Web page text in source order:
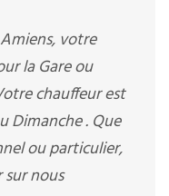
Amiens, votre
la Gare ou
chauffeur est
Dimanche . Que
ou particulier,
nous